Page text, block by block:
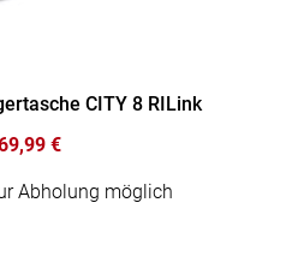
CITY 8 RILink
€
Abholung möglich